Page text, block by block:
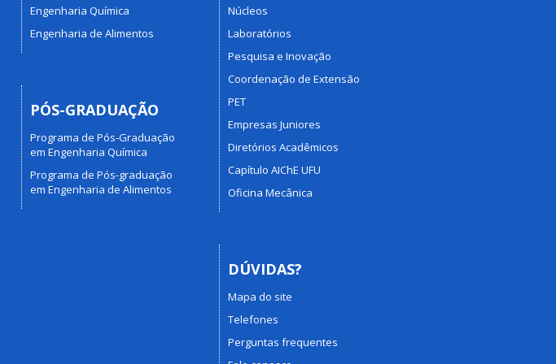
Engenharia Química
Engenharia de Alimentos
PÓS-GRADUAÇÃO
Programa de Pós-Graduação
em Engenharia Química
Programa de Pós-graduação
em Engenharia de Alimentos
Núcleos
Laboratórios
Pesquisa e Inovação
Coordenação de Extensão
PET
Empresas Juniores
Diretórios Acadêmicos
Capítulo AIChE UFU
Oficina Mecânica
DÚVIDAS?
Mapa do site
Telefones
Perguntas frequentes